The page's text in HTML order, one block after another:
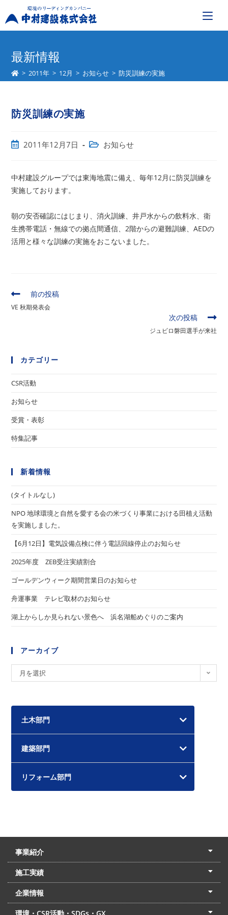
最新情報
> 2011年 > 12月 > お知らせ > 防災訓練の実施
防災訓練の実施
投
開
日:
2011年12月7日
投
テ
お知らせ
中村建設グループでは東海地震に備え、毎年12月に防災訓練を
実施しております。
朝の安否確認にはじまり、消火訓練、井戸水からの飲料水、衛
生携帯電話・無線での拠点間通信、2階からの避難訓練、AEDの
活用と様々な訓練の実施をおこないました。
そ
の
他
読
前の投稿
VE 秋期発表会
次の投稿
ジュビロ磐田選手が来社
カテゴリー
CSR活動
お知らせ
受賞・表彰
特集記事
新着情報
(タイトルなし)
NPO 地球環境と自然を愛する会の米づくり事業における田植え活動
を実施しました。
【6月12日】電気設備点検に伴う電話回線停止のお知らせ
2025年度 ZEB受注実績割合
ゴールデンウィーク期間営業日のお知らせ
舟運事業 テレビ取材のお知らせ
湖上からしか見られない景色へ 浜名湖船めぐりのご案内
アーカイブ
ー
イ
月を選択
土木部門
建築部門
リフォーム部門
事業紹介
土木本部
建築本部
PPP・PFI
リフォーム・リノベーション
中村建設の家
施工実績
土木部門
建築部門
リフォーム部門
住宅部門
名古屋支店
東京支店
企業情報
会社概要
経営理念
沿革
リクルート
最新情報
お問合せ